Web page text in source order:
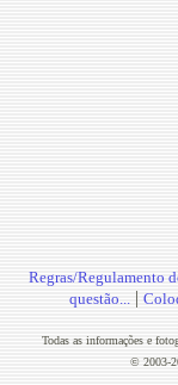
Regras/Regulamento
questão... |
Todas as informações e
© 2003-